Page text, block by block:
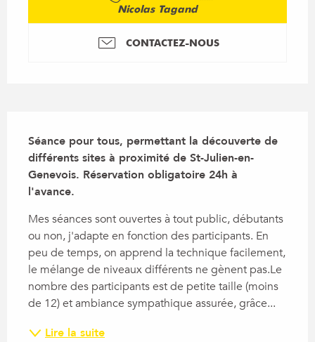
Nicolas Tagand
CONTACTEZ-NOUS
Séance pour tous, permettant la découverte de
différents sites à proximité de St-Julien-en-
Genevois. Réservation obligatoire 24h à
l'avance.
Mes séances sont ouvertes à tout public, débutants
ou non, j'adapte en fonction des participants. En
peu de temps, on apprend la technique facilement,
le mélange de niveaux différents ne gènent pas.Le
nombre des participants est de petite taille (moins
de 12) et ambiance sympathique assurée, grâce...
Lire la suite